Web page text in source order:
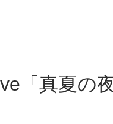
「真夏の